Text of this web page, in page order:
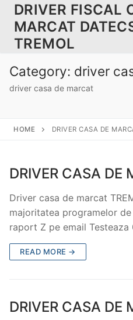
Skip
content
DRIVER FISCAL
MARCAT
TREMOL
Search for:
Category: driver
driver casa de marcat
HOME DRIVER CASA DE
DRIVER CASA DE
Driver casa de marcat
majoritatea programelor
raport Z pe email Testeaza
READ MORE →
DRIVER CASA DE